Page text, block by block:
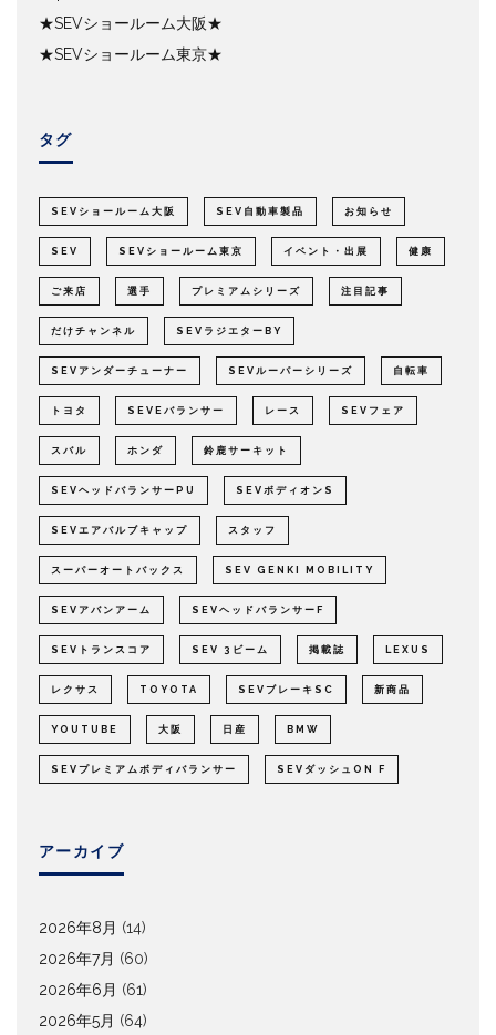
★SEVショールーム大阪★
★SEVショールーム東京★
タグ
SEVショールーム大阪 SEV自動車製品 お知らせ
SEV SEVショールーム東京 イベント・出展 健康
ご来店 選手 プレミアムシリーズ 注目記事
だけチャンネル SEVラジエターBY
SEVアンダーチューナー SEVルーパーシリーズ 自転車
トヨタ SEVEバランサー レース SEVフェア
スバル ホンダ 鈴鹿サーキット
SEVヘッドバランサーPU SEVボディオンS
SEVエアバルブキャップ スタッフ
スーパーオートバックス SEV GENKI MOBILITY
SEVアバンアーム SEVヘッドバランサーF
SEVトランスコア SEV 3ビーム 掲載誌 LEXUS
レクサス TOYOTA SEVブレーキSC 新商品
YOUTUBE 大阪 日産 BMW
SEVプレミアムボディバランサー SEVダッシュON F
アーカイブ
2026年8月 (14)
2026年7月 (60)
2026年6月 (61)
2026年5月 (64)